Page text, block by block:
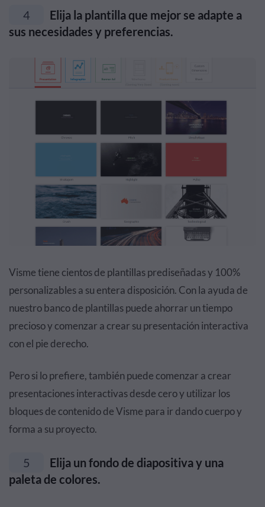
4
Elija la plantilla que mejor se adapte a
sus necesidades y preferencias.
Visme tiene cientos de plantillas prediseñadas y 100%
personalizables a su entera disposición. Con la ayuda de
nuestro banco de plantillas puede ahorrar un tiempo
precioso y comenzar a crear su presentación interactiva
con el pie derecho.
Pero si lo prefiere, también puede comenzar a crear
presentaciones interactivas desde cero y utilizar los
bloques de contenido de Visme para ir dando cuerpo y
forma a su proyecto.
5
Elija un fondo de diapositiva y una
paleta de colores.